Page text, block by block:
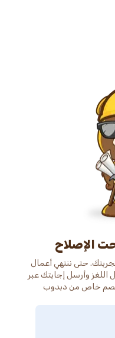
حتى ننتهي أعمال
اللغز وأرسل إجابتك عبر